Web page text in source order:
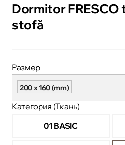
Dormitor FRESCO
stofă
Размер
200 x 160 (mm)
Категория (Ткань)
01 BASIC